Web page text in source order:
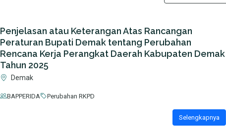
Penjelasan atau Keterangan Atas Rancangan
Peraturan Bupati Demak tentang Perubahan
Rencana Kerja Perangkat Daerah Kabupaten Demak
Tahun 2025
Demak
BAPPERIDA Perubahan RKPD
Selengkapnya